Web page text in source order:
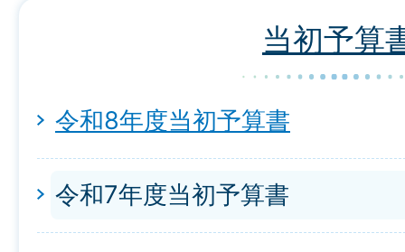
当初予算
令和8年度当初予算書
令和7年度当初予算書